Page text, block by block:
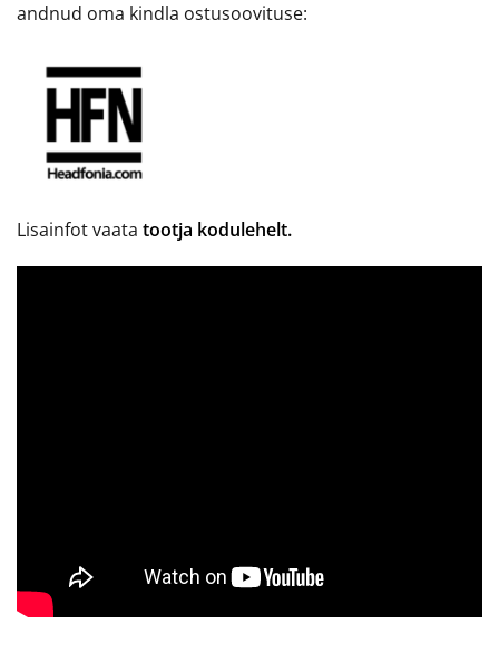
andnud oma kindla ostusoovituse:
Lisainfot vaata tootja kodulehelt.